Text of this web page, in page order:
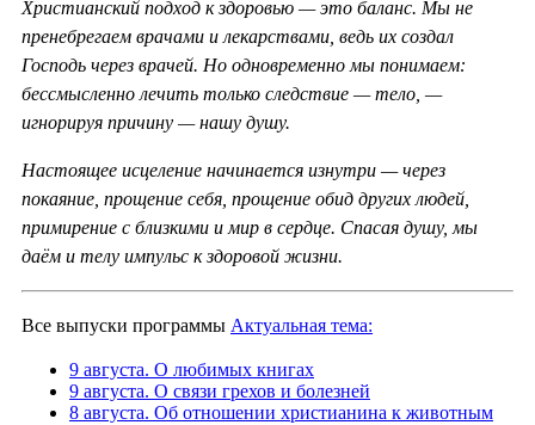
Христианский подход к здоровью — это баланс. Мы не
пренебрегаем врачами и лекарствами, ведь их создал
Господь через врачей. Но одновременно мы понимаем:
бессмысленно лечить только следствие — тело, —
игнорируя причину — нашу душу.
Настоящее исцеление начинается изнутри — через
покаяние, прощение себя, прощение обид других людей,
примирение с близкими и мир в сердце. Спасая душу, мы
даём и телу импульс к здоровой жизни.
Все выпуски программы Актуальная тема:
9 августа. О любимых книгах
9 августа. О связи грехов и болезней
8 августа. Об отношении христианина к животным